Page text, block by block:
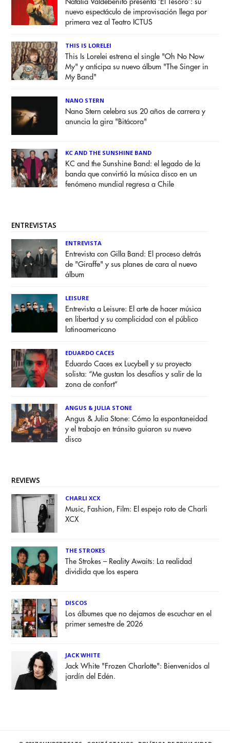
Natalia Valdebenito presenta ‘El Tesoro’: su
nuevo espectáculo de improvisación llega por
primera vez al Teatro ICTUS
THIS IS LORELEI
This Is Lorelei estrena el single "Oh No Now
My" y anticipa su nuevo álbum "The Singer in
My Band"
NANO STERN
Nano Stern celebra sus 20 años de carrera y
anuncia la gira "Bitácora"
KC AND THE SUNSHINE BAND
KC and the Sunshine Band: el legado de la
banda que convirtió la música disco en un
fenómeno mundial regresa a Chile
ENTREVISTAS
ENTREVISTA
Entrevista con Gilla Band: El proceso detrás
de "Giraffe" y sus planes de cara al nuevo
álbum
LEISURE
Entrevista a Leisure: El arte de hacer música
en libertad y su complicidad con el público
latinoamericano
EDUARDO CACES
Eduardo Caces ex Lucybell y su proyecto
solista: “Me gustan los desafíos y salir de la
zona de confort”
ANGUS & JULIA STONE
Angus & Julia Stone: Cómo la espontaneidad
y el trabajo en tránsito guiaron su nuevo
disco
REVIEWS
CHARLI XCX
Music, Fashion, Film: El espejo roto de Charli
XCX
THE STROKES
The Strokes – Reality Awaits: La realidad
dividida que los espera
DISCOS
Los álbumes que no dejamos de escuchar en el
primer semestre de 2026
JACK WHITE
Jack White "Frozen Charlotte": Bienvenidos al
jardín del Edén.